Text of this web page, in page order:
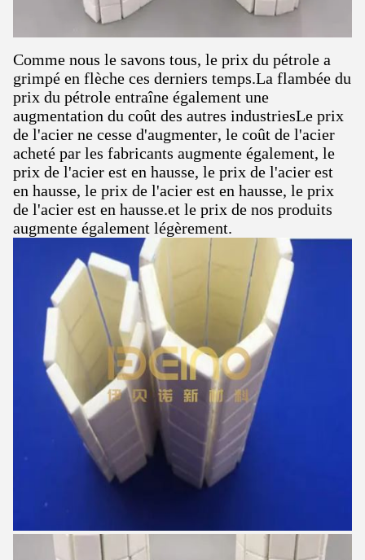
Comme nous le savons tous, le prix du pétrole a
grimpé en flèche ces derniers temps.La flambée du
prix du pétrole entraîne également une
augmentation du coût des autres industriesLe prix
de l'acier ne cesse d'augmenter, le coût de l'acier
acheté par les fabricants augmente également, le
prix de l'acier est en hausse, le prix de l'acier est
en hausse, le prix de l'acier est en hausse, le prix
de l'acier est en hausse.et le prix de nos produits
augmente également légèrement.